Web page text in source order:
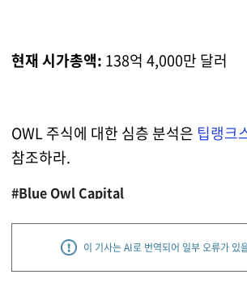
현재 시가총액: 138억 4,000만 달러
OWL 주식에 대한 심층 분석은 팁랭크
참조하라.
#Blue Owl Capital
이 기사는 AI로 번역되어 일부 오류가 있